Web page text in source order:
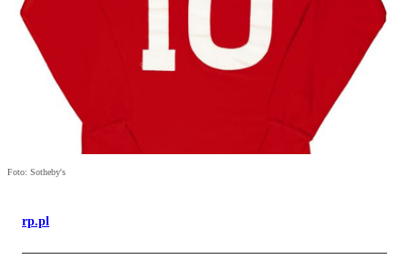
Foto: Sotheby's
rp.pl